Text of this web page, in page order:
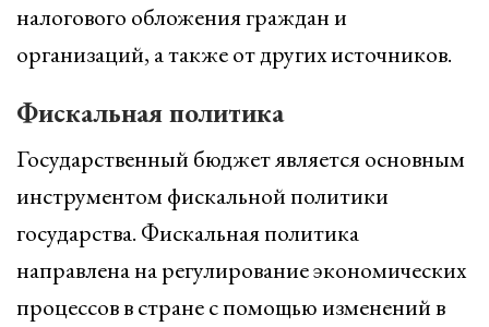
налогового обложения граждан и
организаций, а также от других источников.
Фискальная политика
Государственный бюджет является основным
инструментом фискальной политики
государства. Фискальная политика
направлена на регулирование экономических
процессов в стране с помощью изменений в